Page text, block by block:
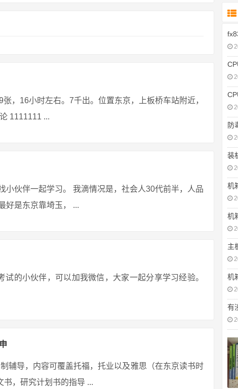
，16小时左右。7千出。位置东京，上板桥车站附近，
1111111 ...
小伙伴一起学习。 我滴情况是，社会人30代前半，人品
好是东京靠埼玉， ...
的小伙伴，可以加我微信，大家一起分享学习经验。
辅导，内容可覆盖托福，托业以及雅思（在东京读书时
，研究计划书的指导 ...
防
装
机
机
主
机
有